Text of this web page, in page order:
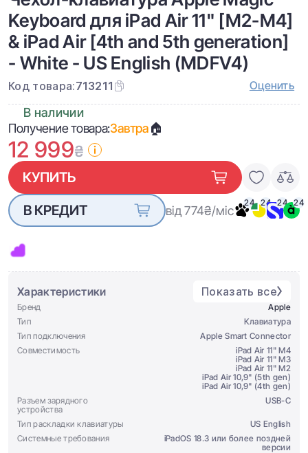
Keyboard для iPad Air 11" [M2-M4]
& iPad Air [4th and 5th generation]
- White - US English (MDFV4)
Код товара:713211 Оценить
В наличии
Получение товара:Завтра🏠
12 999₴
КУПИТЬ
В КРЕДИТ
від 774₴/міс
24 24 24 24
Характеристики Показать все
Бренд
Apple
Тип
Клавиатура
Тип подключения
Apple Smart Connector
Совместимость
iPad Air 11" M4
iPad Air 11" M3
iPad Air 11" M2
iPad Air 10,9" (5th gen)
iPad Air 10,9" (4th gen)
Разъем зарядного
устройства
USB-C
Тип раскладки клавиатуры
US English
Системные требования
iPadOS 18.3 или более поздней
версии